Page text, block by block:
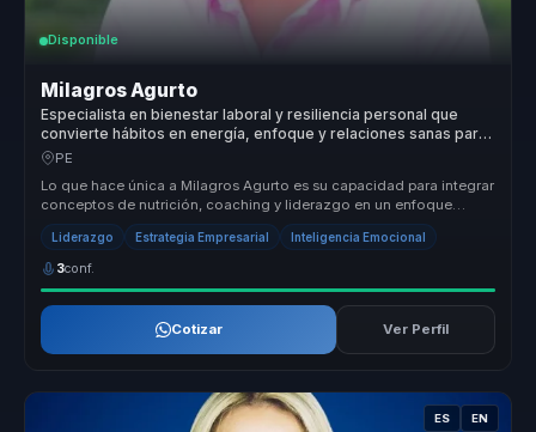
Disponible
Milagros Agurto
Especialista en bienestar laboral y resiliencia personal que
convierte hábitos en energía, enfoque y relaciones sanas para
equipos.
PE
Lo que hace única a Milagros Agurto es su capacidad para integrar
conceptos de nutrición, coaching y liderazgo en un enfoque
holístico de...
Liderazgo Estrategia Empresarial Inteligencia Emocional
3conf.
Cotizar Ver Perfil
ES EN